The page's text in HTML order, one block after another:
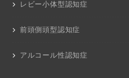
レビー小体型認知症
前頭側頭型認知症
アルコール性認知症